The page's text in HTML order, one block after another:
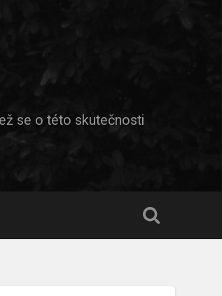
se o této skutečnosti